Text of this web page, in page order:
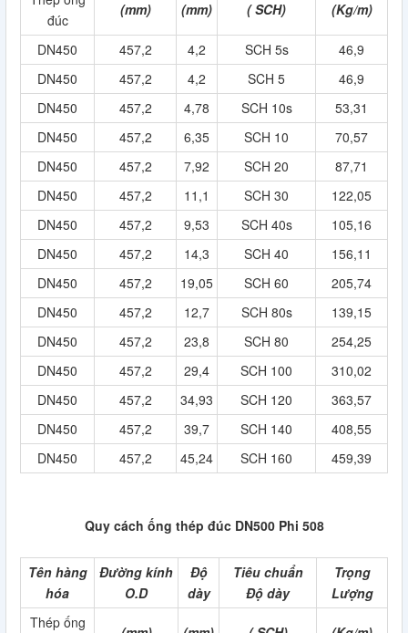
đúc
(mm) (mm) ( SCH) (Kg/m)
DN450 457,2 4,2 SCH 5s
46,9
DN450
457,2 4,2 SCH 5
46,9
DN450
457,2 4,78 SCH 10s
53,31
DN450
457,2 6,35 SCH 10
70,57
DN450
457,2 7,92 SCH 20
87,71
DN450
457,2 11,1 SCH 30
122,05
DN450
457,2 9,53 SCH 40s
105,16
DN450
457,2 14,3 SCH 40
156,11
DN450
457,2 19,05 SCH 60
205,74
DN450
457,2 12,7 SCH 80s
139,15
DN450
457,2 23,8 SCH 80
254,25
DN450
457,2 29,4 SCH 100
310,02
DN450
457,2 34,93 SCH 120
363,57
DN450
457,2 39,7 SCH 140
408,55
DN450
457,2 45,24 SCH 160 459,39
Quy cách ống thép đúc DN500 Phi 508
Tên hàng
hóa
Đường kính
O.D
Độ
dày
Tiêu chuẩn
Độ dày
Trọng
Lượng
Thép ống